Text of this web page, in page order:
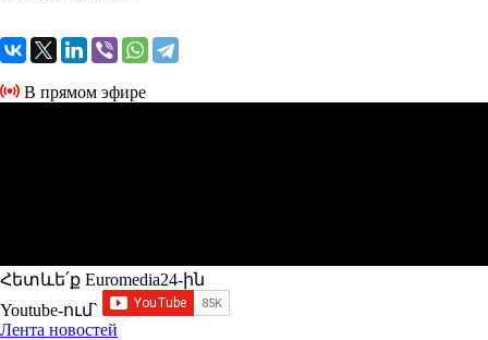
В прямом эфире
Հետևե՛ք Euromedia24-ին
Youtube-ում`
Лента новостей